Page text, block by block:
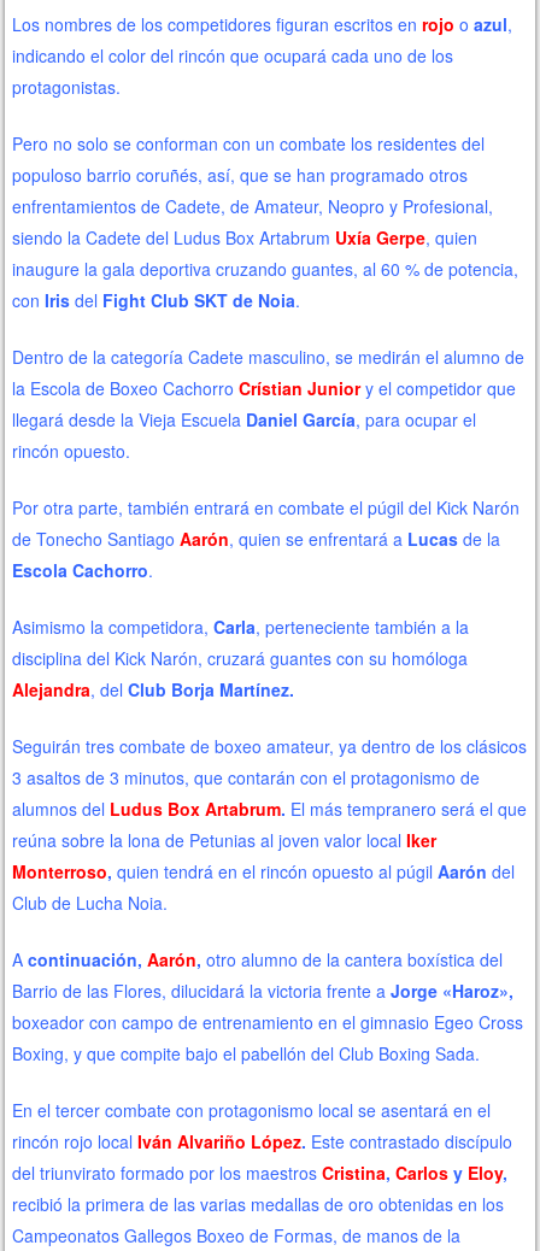
Los nombres de los competidores figuran escritos enrojo oazul,
indicando el color del rincón que ocupará cada uno de los
protagonistas.
Pero no solo se conforman con un combate los residentes del
populoso barrio coruñés, así, que se han programado otros
enfrentamientos de Cadete, de Amateur, Neopro y Profesional,
siendo la Cadete del Ludus Box Artabrum Uxía Gerpe, quien
inaugure la gala deportiva cruzando guantes, al 60 % de potencia,
conIris del Fight Club SKT de Noia.
Dentro de la categoría Cadete masculino, se medirán el alumno de
la Escola de Boxeo CachorroCrístian Juniory el competidor que
llegará desde la Vieja Escuela Daniel García, para ocupar el
rincón opuesto.
Por otra parte, también entrará en combate el púgil del Kick Narón
de Tonecho SantiagoAarón, quien se enfrentará a Lucas de la
Escola Cachorro.
Asimismo la competidora,Carla, perteneciente también a la
disciplina del Kick Narón, cruzará guantes con su homóloga
Alejandra, delClub Borja Martínez.
Seguirán tres combate de boxeo amateur, ya dentro de los clásicos
3 asaltos de 3 minutos, que contarán con el protagonismo de
alumnos del Ludus Box Artabrum. El más tempranero será el que
reúna sobre la lona de Petunias al joven valor local Iker
Monterroso,quien tendrá en el rincón opuesto al púgilAaróndel
Club de Lucha Noia.
Acontinuación,Aarón,otro alumno de la cantera boxística del
Barrio de las Flores, dilucidará la victoria frente a Jorge «Haroz»,
boxeador con campo de entrenamiento en el gimnasio Egeo Cross
Boxing, y que compite bajo el pabellón del Club Boxing Sada.
En el tercer combate con protagonismo local se asentará en el
rincón rojo localIván Alvariño López. Este contrastado discípulo
del triunvirato formado por los maestrosCristina,Carlos y Eloy,
recibió la primera de las varias medallas de oro obtenidas en los
Campeonatos Gallegos Boxeo de Formas, de manos de la